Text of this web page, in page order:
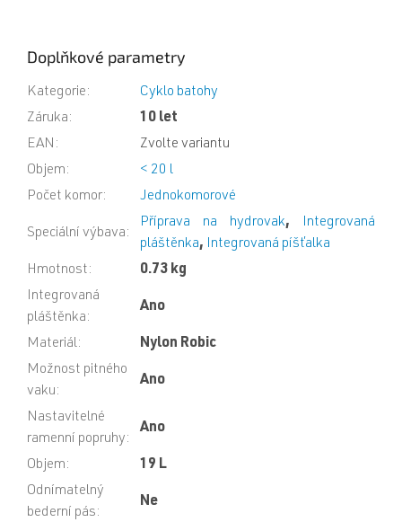
Doplňkové parametry
Kategorie:
Cyklo batohy
Záruka:
10 let
EAN :
Zvolte variantu
Objem:
< 20 l
Počet komor: Jednokomorové
Speciální výbava:
Příprava na hydrovak,
Integrovaná
pláštěnka, Integrovaná píšťalka
Hmotnost:
0.73 kg
Integrovaná
pláštěnka:
Ano
Materiál:
Nylon Robic
Možnost pitného
vaku:
Ano
Nastavitelné
ramenní popruhy:
Ano
Objem:
19 L
Odnímatelný
bederní pás:
Ne